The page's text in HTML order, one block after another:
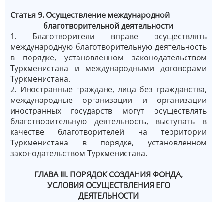
Статья 9. Осуществление международной
благотворительной деятельности
1. Благотворители вправе осуществлять
международную благотворительную деятельность
в порядке, установленном законодательством
Туркменистана и международными договорами
Туркменистана.
2. Иностранные граждане, лица без гражданства,
международные организации и организации
иностранных государств могут осуществлять
благотворительную деятельность, выступать в
качестве благотворителей на территории
Туркменистана в порядке, установленном
законодательством Туркменистана.
ГЛАВА III. ПОРЯДОК СОЗДАНИЯ ФОНДА,
УСЛОВИЯ ОСУЩЕСТВЛЕНИЯ ЕГО
ДЕЯТЕЛЬНОСТИ